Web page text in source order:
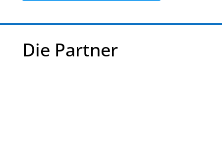
Die Partner